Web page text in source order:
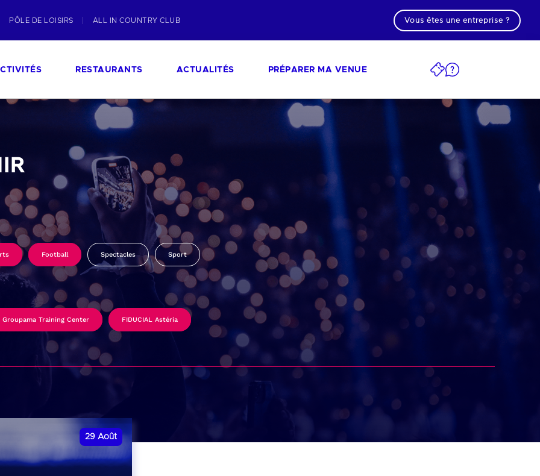
PÔLE DE LOISIRS ALL IN COUNTRY CLUB Vous êtes une entreprise ?
RESTAURANTS ACTUALITÉS PRÉPARER MA VENUE
Football Spectacles Sport
Groupama Training Center FIDUCIAL Astéria
29 Août